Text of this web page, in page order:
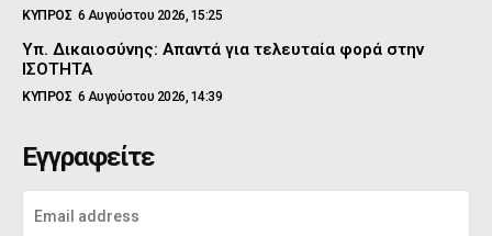
ΚΥΠΡΟΣ 6 Αυγούστου 2026, 15:25
Υπ. Δικαιοσύνης: Απαντά για τελευταία φορά στην
ΙΣΟΤΗΤΑ
ΚΥΠΡΟΣ 6 Αυγούστου 2026, 14:39
Εγγραφείτε